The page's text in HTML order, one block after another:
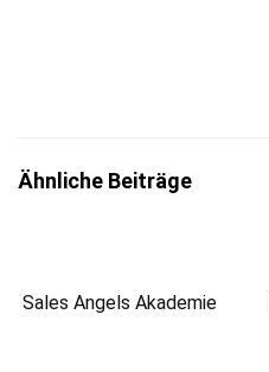
Ähnliche Beiträge
Sales Angels Akademie